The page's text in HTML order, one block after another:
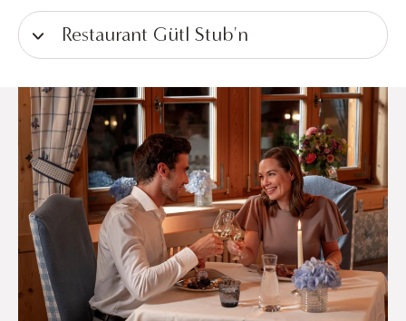
Restaurant Gütl Stub'n